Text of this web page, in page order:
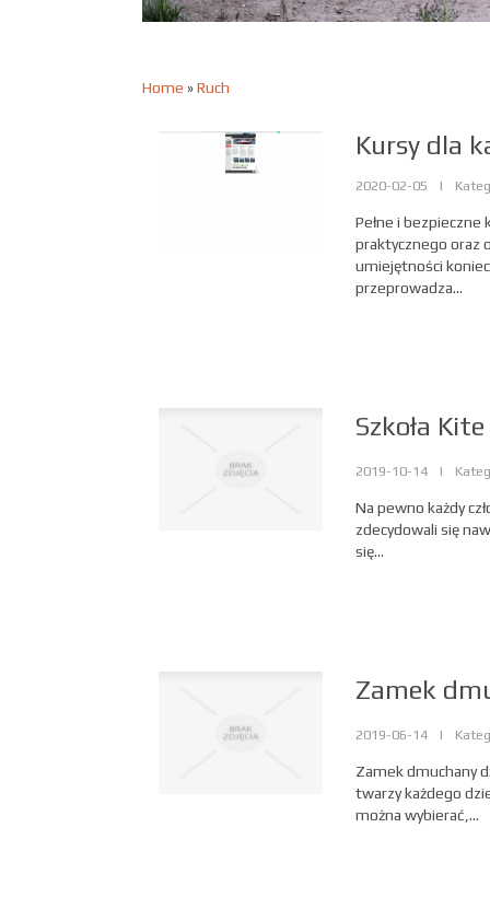
Home »Ruch
Kursy dla
2020-02-05 |
Pełne i
praktycznego oraz
umiejętności
przeprowadza...
Szkoła Kite
2019-10-14 |
Na pewno każdy
zdecydowali się
się...
Zamek
2019-06-14 |
Zamek dmuchany
twarzy każdego
można wybierać,...